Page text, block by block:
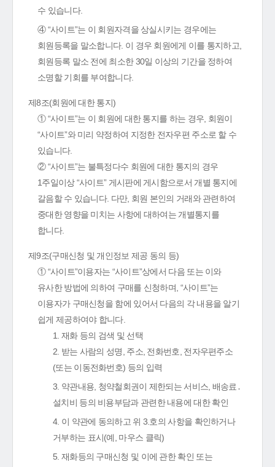
수 있습니다.
④ “사이트”는 이 회원자격을 상실시키는 경우에는
회원등록을 말소합니다. 이 경우 회원에게 이를 통지하고,
회원등록 말소 전에 최소한 30일 이상의 기간을 정하여
소명할 기회를 부여합니다.
제8조(회원에 대한 통지)
① “사이트”는 이 회원에 대한 통지를 하는 경우, 회원이
“사이트”와 미리 약정하여 지정한 전자우편 주소로 할 수
있습니다.
② “사이트”는 불특정다수 회원에 대한 통지의 경우
1주일이상 “사이트” 게시판에 게시함으로서 개별 통지에
갈음할 수 있습니다. 다만, 회원 본인의 거래와 관련하여
중대한 영향을 미치는 사항에 대하여는 개별통지를
합니다.
제9조(구매신청 및 개인정보 제공 동의 등)
① “사이트”이용자는 “사이트”상에서 다음 또는 이와
유사한 방법에 의하여 구매를 신청하며, “사이트”는
이용자가 구매신청을 함에 있어서 다음의 각 내용을 알기
쉽게 제공하여야 합니다.
1. 재화 등의 검색 및 선택
2. 받는 사람의 성명, 주소, 전화번호, 전자우편주소
(또는 이동전화번호) 등의 입력
3. 약관내용, 청약철회권이 제한되는 서비스, 배송료․
설치비 등의 비용부담과 관련한 내용에 대한 확인
4. 이 약관에 동의하고 위 3.호의 사항을 확인하거나
거부하는 표시(예, 마우스 클릭)
5. 재화등의 구매신청 및 이에 관한 확인 또는